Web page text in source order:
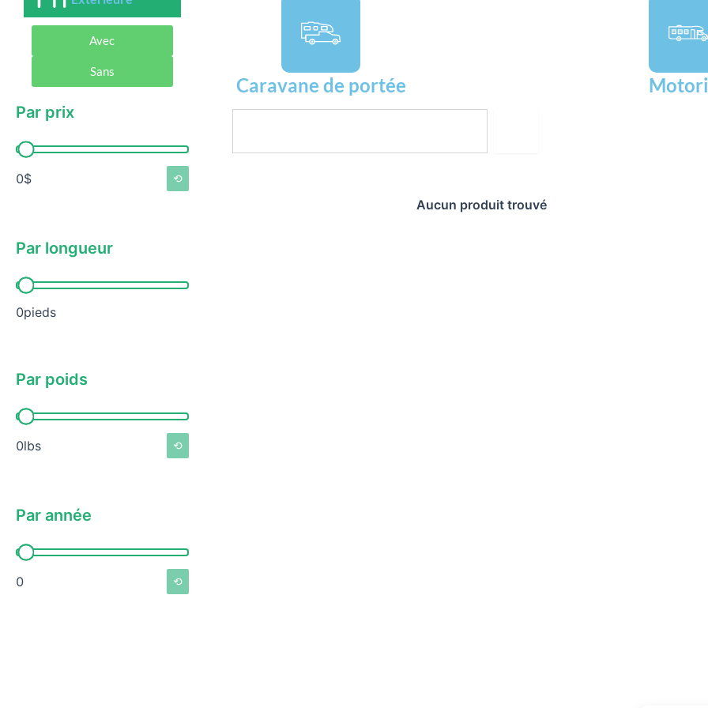
Avec
Sans
Par prix
Par prix
0$ ⟲
Par longueur
Par longueur
0pieds
Par poids
Par poids
0lbs ⟲
Par année
Par année
0 ⟲
Caravane de portée
Aucun produit trouvé